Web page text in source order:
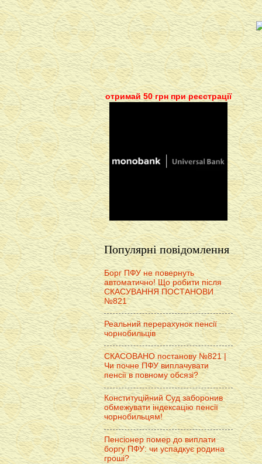
отримай 50 грн при реєстрації
Популярні повідомлення
Борг ПФУ не повернуть
автоматично! Що робити після
СКАСУВАННЯ ПОСТАНОВИ
№821
Реальний перерахунок пенсії
чорнобильців
СКАСОВАНО постанову №821 |
Чи почне ПФУ виплачувати
пенсії в повному обсязі?
Конституційний Суд заборонив
обмежувати індексацію пенсії
чорнобильцям!
Пенсіонер помер до виплати
боргу ПФУ: чи успадкує родина
гроші?